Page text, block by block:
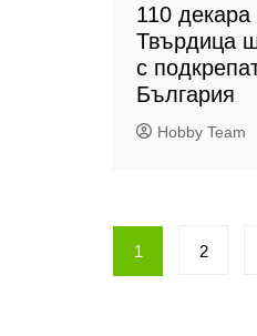
110
Твърдица
с
България
Hobby Team
на
1 2